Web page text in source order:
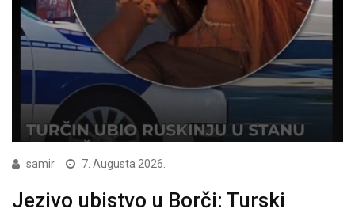
samir 7. Augusta 2026.
Jezivo ubistvo u Borči: Turski